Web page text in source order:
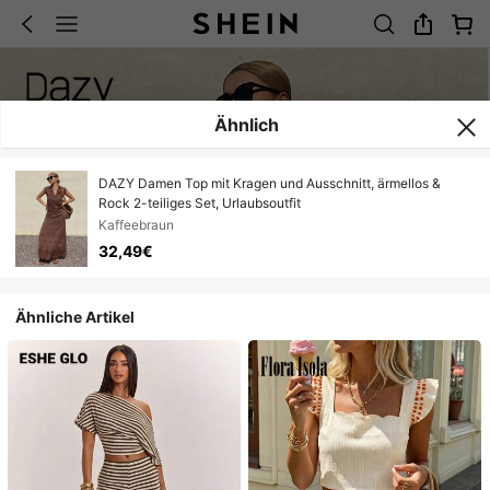
Ähnlich
DAZY Damen Top mit Kragen und Ausschnitt, ärmellos &
Rock 2-teiliges Set, Urlaubsoutfit
Kaffeebraun
32,49€
Ähnliche Artikel